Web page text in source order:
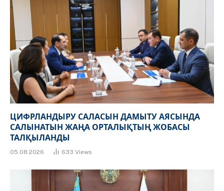
ЦИФРЛАНДЫРУ САЛАСЫН ДАМЫТУ АЯСЫНДА
САЛЫНАТЫН ЖАҢА ОРТАЛЫҚТЫҢ ЖОБАСЫ
ТАЛҚЫЛАНДЫ
05.08.2026 633 Views